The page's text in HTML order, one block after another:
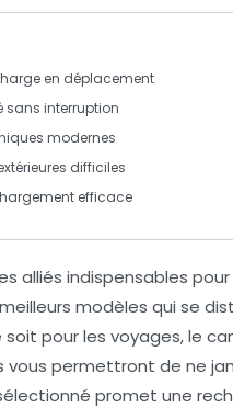
en déplacement
sans interruption
modernes
difficiles
efficace
alliés indispensables
modèles qui se
soit pour les voyages, le
vous permettront de ne
promet une